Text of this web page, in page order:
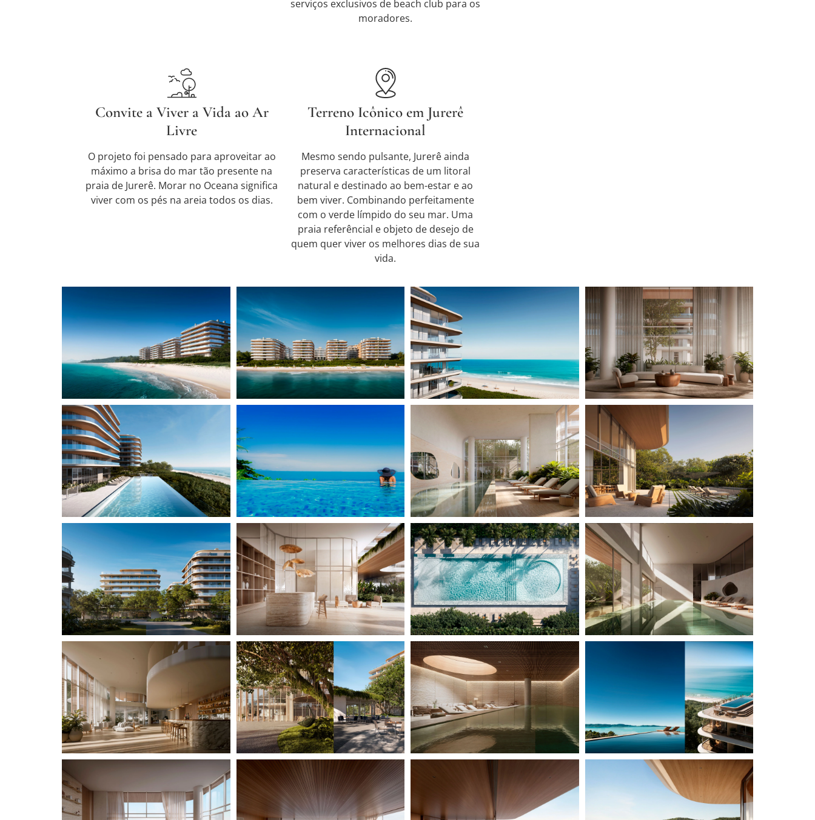
serviços exclusivos de beach club para os
moradores.
Convite a Viver a Vida ao Ar
Livre
O projeto foi pensado para aproveitar ao
máximo a brisa do mar tão presente na
praia de Jurerê. Morar no Oceana significa
viver com os pés na areia todos os dias.
Terreno Icônico em Jurerê
Internacional
Mesmo sendo pulsante, Jurerê ainda
preserva características de um litoral
natural e destinado ao bem-estar e ao
bem viver. Combinando perfeitamente
com o verde límpido do seu mar. Uma
praia referêncial e objeto de desejo de
quem quer viver os melhores dias de sua
vida.